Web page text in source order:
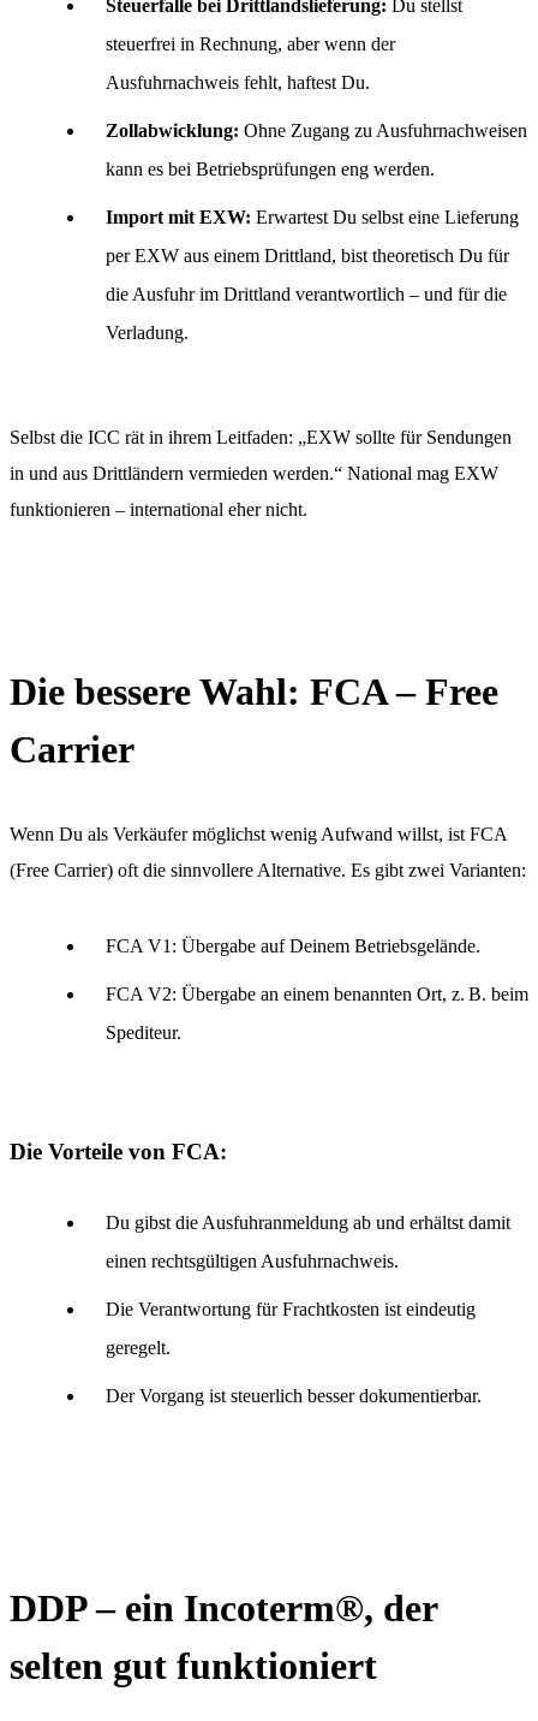
Steuerfalle bei Drittlandslieferung: Du stellst
steuerfrei in Rechnung, aber wenn der
Ausfuhrnachweis fehlt, haftest Du.
Zollabwicklung: Ohne Zugang zu Ausfuhrnachweisen
kann es bei Betriebsprüfungen eng werden.
Import mit EXW: Erwartest Du selbst eine Lieferung
per EXW aus einem Drittland, bist theoretisch Du für
die Ausfuhr im Drittland verantwortlich – und für die
Verladung.
Selbst die ICC rät in ihrem Leitfaden: „EXW sollte für Sendungen
in und aus Drittländern vermieden werden.“ National mag EXW
funktionieren – international eher nicht.
Die bessere Wahl: FCA – Free
Carrier
Wenn Du als Verkäufer möglichst wenig Aufwand willst, ist FCA
(Free Carrier) oft die sinnvollere Alternative. Es gibt zwei Varianten:
FCA V1: Übergabe auf Deinem Betriebsgelände.
FCA V2: Übergabe an einem benannten Ort, z. B. beim
Spediteur.
Die Vorteile von FCA:
Du gibst die Ausfuhranmeldung ab und erhältst damit
einen rechtsgültigen Ausfuhrnachweis.
Die Verantwortung für Frachtkosten ist eindeutig
geregelt.
Der Vorgang ist steuerlich besser dokumentierbar.
DDP – ein Incoterm®, der
selten gut funktioniert